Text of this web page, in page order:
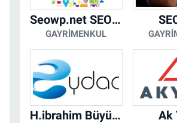
Seowp.net SEO Hizmetleri
GAYRIMENKUL
H.ibrahim Büyükacar Ak